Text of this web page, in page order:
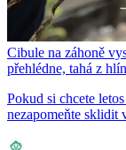
Cibule na záhoně
přehlédne, tahá z
Pokud si chcete
nezapomeňte sklidit